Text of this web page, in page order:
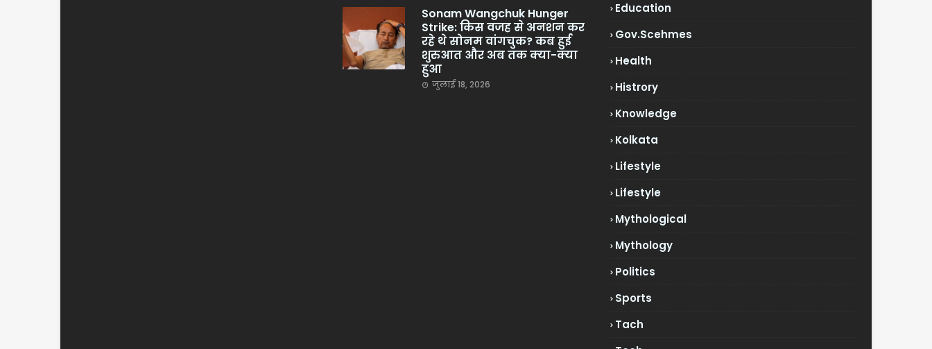
Sonam Wangchuk Hunger
Strike: किस वजह से अनशन कर
रहे थे सोनम वांगचुक? कब हुई
शुरुआत और अब तक क्या-क्या
हुआ
जुलाई 18, 2026
Education
Gov.scehmes
Health
Histrory
Knowledge
Kolkata
Lifestyle
Lifestyle
Mythological
Mythology
Politics
Sports
Tach